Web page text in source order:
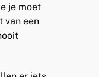
je moet
van een